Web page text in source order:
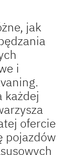
dziś
jak
i
każdej
ofercie
pojazdów